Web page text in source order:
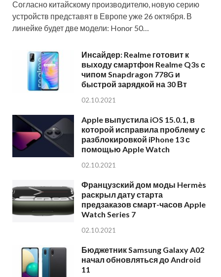
Согласно китайскому производителю, новую серию
устройств представят в Европе уже 26 октября. В
линейке будет две модели: Honor 50…
Инсайдер: Realme готовит к
выходу смартфон Realme Q3s с
чипом Snapdragon 778G и
быстрой зарядкой на 30 Вт
02.10.2021
Apple выпустила iOS 15.0.1, в
которой исправила проблему с
разблокировкой iPhone 13 с
помощью Apple Watch
02.10.2021
Французский дом моды Hermès
раскрыл дату старта
предзаказов смарт-часов Apple
Watch Series 7
02.10.2021
Бюджетник Samsung Galaxy A02
начал обновляться до Android
11